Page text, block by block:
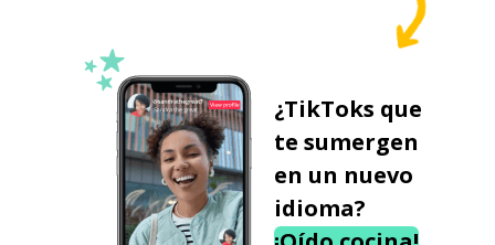
¿TikToks que
te sumergen
en un nuevo
idioma?